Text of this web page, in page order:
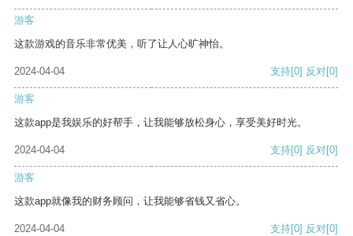
游客
这款游戏的音乐非常优美，听了让人心旷神怡。
2024-04-04 支持[0] 反对[0]
游客
这款app是我娱乐的好帮手，让我能够放松身心，享受美好时光。
2024-04-04 支持[0] 反对[0]
游客
这款app就像我的财务顾问，让我能够省钱又省心。
2024-04-04 支持[0] 反对[0]